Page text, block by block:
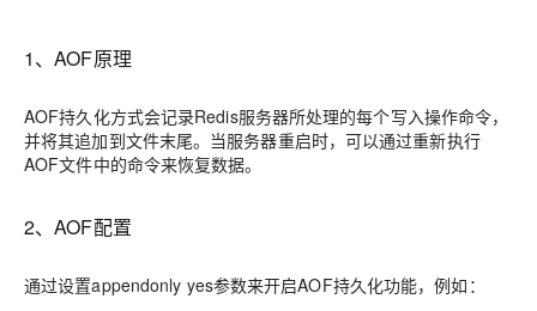
1、AOF原理
AOF持久化方式会记录Redis服务器所处理的每个写入操作命令，
并将其追加到文件末尾。当服务器重启时，可以通过重新执行
AOF文件中的命令来恢复数据。
2、AOF配置
通过设置appendonly yes参数来开启AOF持久化功能，例如：